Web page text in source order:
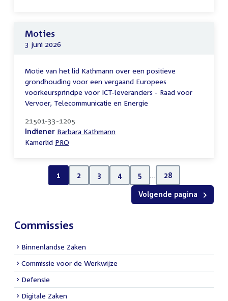
Moties
3 juni 2026
Motie van het lid Kathmann over een positieve
grondhouding voor een vergaand Europees
voorkeursprincipe voor ICT-leveranciers - Raad voor
Vervoer, Telecommunicatie en Energie
21501-33-1205
Indiener Barbara Kathmann
Kamerlid PRO
1 2 3 4 5 … 28
Volgende pagina
Commissies
Binnenlandse Zaken
Commissie voor de Werkwijze
Defensie
Digitale Zaken